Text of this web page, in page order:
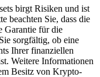
birgt Risiken und ist
beachten Sie, dass die
Garantie für die
sorgfältig, ob eine
Ihrer finanziellen
Weitere Informationen
Besitz von Krypto-